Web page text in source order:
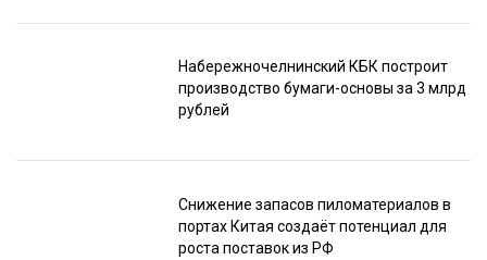
Набережночелнинский КБК построит
производство бумаги-основы за 3 млрд
рублей
Снижение запасов пиломатериалов в
портах Китая создаёт потенциал для
роста поставок из РФ